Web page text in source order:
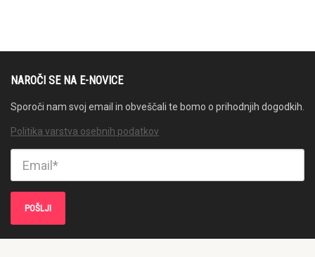
NAROČI SE NA E-NOVICE
Sporoči nam svoj email in obveščali te bomo o prihodnjih dogodkih.
Politika varstva osebnih podatkov